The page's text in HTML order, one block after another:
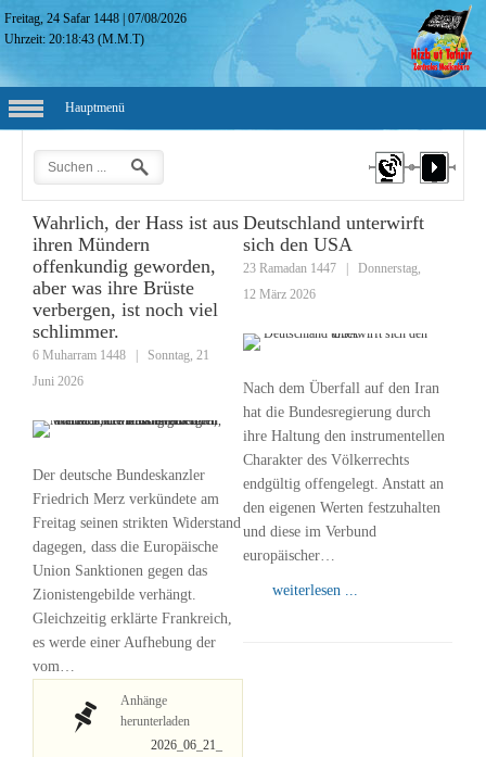
Freitag, 24 Safar 1448 |07/08/2026
Uhrzeit:20:18:44 (M.M.T)
Hauptmenü
Wahrlich, der Hass ist aus
ihren Mündern
offenkundig geworden,
aber was ihre Brüste
verbergen, ist noch viel
schlimmer.
6 Muharram 1448
Sonntag, 21
Juni 2026
Der deutsche Bundeskanzler
Friedrich Merz verkündete am
Freitag seinen strikten Widerstand
dagegen, dass die Europäische
Union Sanktionen gegen das
Zionistengebilde verhängt.
Gleichzeitig erklärte Frankreich,
es werde einer Aufhebung der
vom…
Anhänge
herunterladen
2026_06_21_
Deutschland unterwirft
sich den USA
23 Ramadan 1447
Donnerstag,
12 März 2026
Nach dem Überfall auf den Iran
hat die Bundesregierung durch
ihre Haltung den instrumentellen
Charakter des Völkerrechts
endgültig offengelegt. Anstatt an
den eigenen Werten festzuhalten
und diese im Verbund
europäischer…
weiterlesen ...